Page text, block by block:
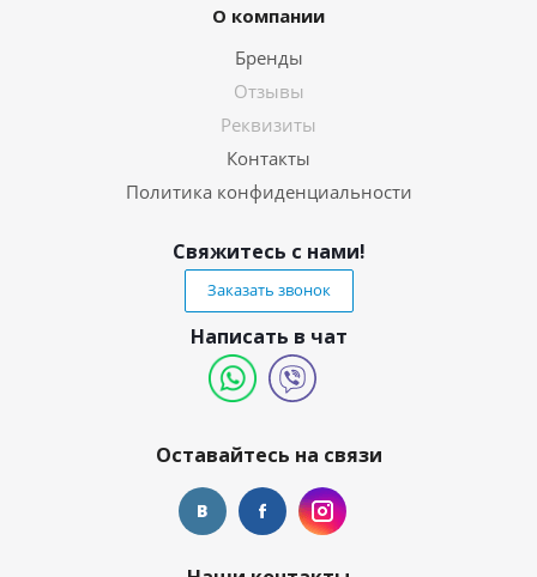
О компании
Бренды
Отзывы
Реквизиты
Контакты
Политика конфиденциальности
Свяжитесь с нами!
Заказать звонок
Написать в чат
Оставайтесь на связи